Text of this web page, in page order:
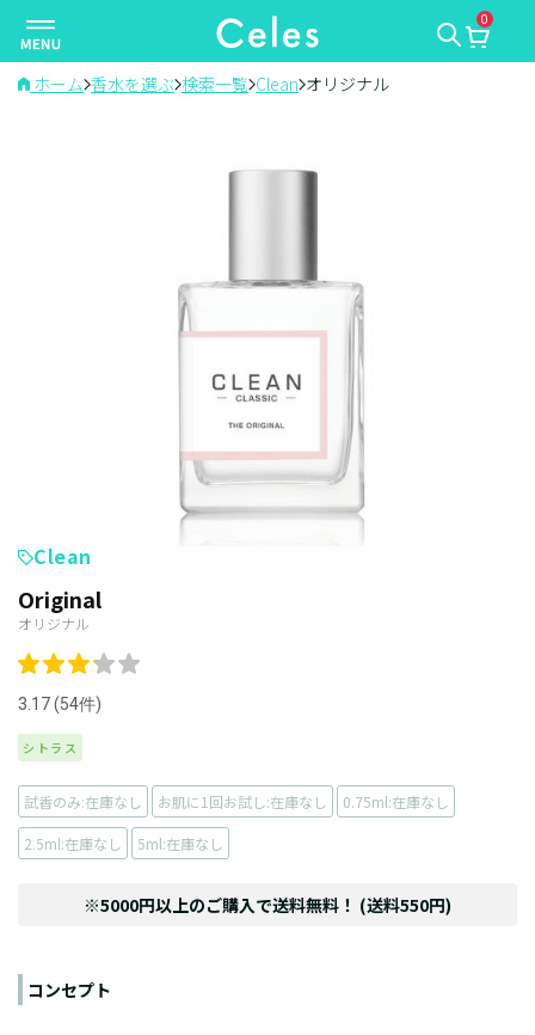
ナ
ビ
ゲ
0
ホーム 香水を選ぶ 検索一覧 Clean オリジナル
Clean
Original
オリジナル
3.17 (54件)
シトラス
試香のみ:在庫なし お肌に1回お試し:在庫なし 0.75ml:在庫なし
2.5ml:在庫なし 5ml:在庫なし
※5000円以上のご購入で送料無料！ (送料550円)
コンセプト